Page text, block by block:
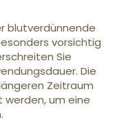
blutverdünnende
vorsichtig
Sie
Die
Zeitraum
um eine